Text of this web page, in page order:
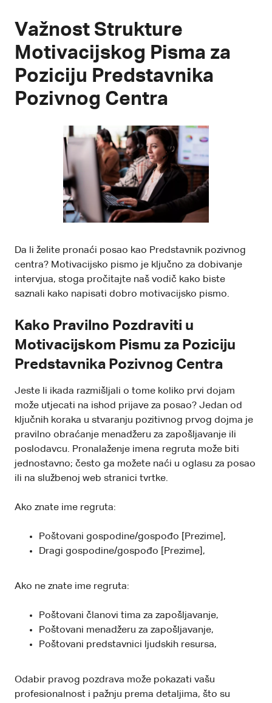
Važnost Strukture
Motivacijskog Pisma za
Poziciju Predstavnika
Pozivnog Centra
Da li želite pronaći posao kao Predstavnik pozivnog
centra? Motivacijsko pismo je ključno za dobivanje
intervjua, stoga pročitajte naš vodič kako biste
saznali kako napisati dobro motivacijsko pismo.
Kako Pravilno Pozdraviti u
Motivacijskom Pismu za Poziciju
Predstavnika Pozivnog Centra
Jeste li ikada razmišljali o tome koliko prvi dojam
može utjecati na ishod prijave za posao? Jedan od
ključnih koraka u stvaranju pozitivnog prvog dojma je
pravilno obraćanje menadžeru za zapošljavanje ili
poslodavcu. Pronalaženje imena regruta može biti
jednostavno; često ga možete naći u oglasu za posao
ili na službenoj web stranici tvrtke.
Ako znate ime regruta:
Poštovani gospodine/gospođo [Prezime],
Dragi gospodine/gospođo [Prezime],
Ako ne znate ime regruta:
Poštovani članovi tima za zapošljavanje,
Poštovani menadžeru za zapošljavanje,
Poštovani predstavnici ljudskih resursa,
Odabir pravog pozdrava može pokazati vašu
profesionalnost i pažnju prema detaljima, što su